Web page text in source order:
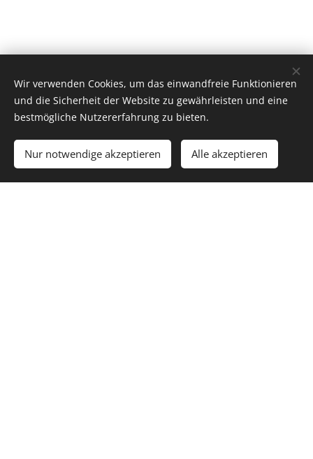
Wir verwenden Cookies, um das einwandfreie Funktionieren
und die Sicherheit der Website zu gewährleisten und eine
bestmögliche Nutzererfahrung zu bieten.
Nur notwendige akzeptieren Alle akzeptieren